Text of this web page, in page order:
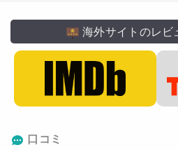
海外サイトのレビ
口コミ